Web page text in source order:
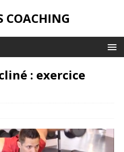
COACHING
: exercice